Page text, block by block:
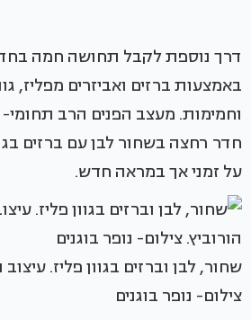
דרך נוספת לקבל תחושה חמה
באמצעות ברזים ואביזרים מפליז,
וחמימות. מעצב הפנים הרב תחומי-
חדר רחצה בשחור לבן עם ברזים
על זמני אך במראה חדש.
שחור, לבן וברזים בגוון פליז. עיצוב
צילום- נופר בוגנים